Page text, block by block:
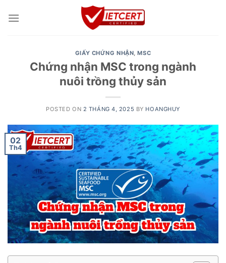
GIẤY CHỨNG NHẬN,MSC
Chứng nhận MSC trong ngành
nuôi trồng thủy sản
POSTED ON 2 THÁNG 4, 2025 BY HOANGHUY
02
Th4